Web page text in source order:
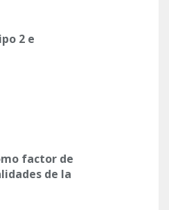
2 e
factor de
de la